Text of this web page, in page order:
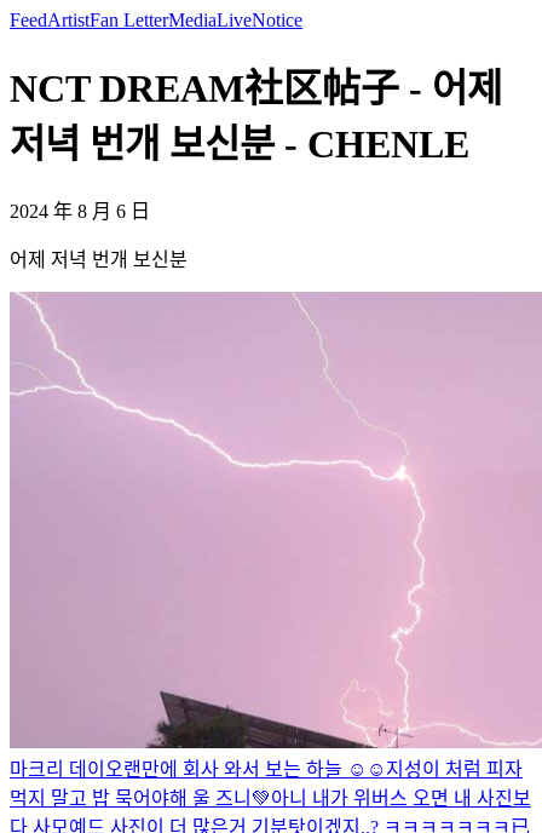
FeedArtistFan LetterMediaLiveNotice
NCT DREAM社区帖子 - 어제
저녁 번개 보신분 - CHENLE
2024 年 8 月 6 日
어제 저녁 번개 보신분
마크리 데이 오랜만에 회사 와서 보는 하늘 ☺️☺️ 지성이 처럼 피자
먹지 말고 밥 묵어야해 울 즈니💚아니 내가 위버스 오면 내 사진보
다 사모예드 사진이 더 많은거 기분탓이겠지..? ㅋㅋㅋㅋㅋㅋㅋ 已